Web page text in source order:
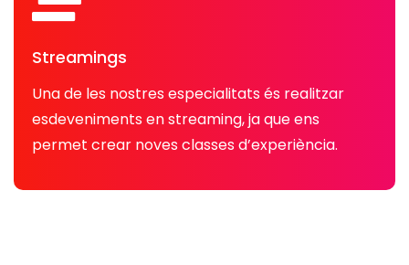
Streamings
Una de les nostres especialitats és realitzar
esdeveniments en streaming, ja que ens
permet crear noves classes d’experiència.